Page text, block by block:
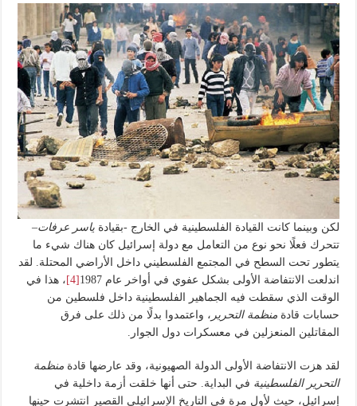
لكن وبينما كانت القيادة الفلسطينية في الخارج -بقيادةياسر عرفات–
تتحرك فعلًا نحو نوع من التعامل مع دولة إسرائيل كان هناك شيء ما
يتطور تحت السطح في المجتمع الفلسطيني داخل الأراضي المحتلة. لقد
اندلعت الانتفاضة الأولى بشكل عفوي في أواخر عام 1987
[4]
، هذا في
الوقت الذي سقطت فيه الجماهير الفلسطينية داخل فلسطين من
حسابات قادةمنظمة التحرير ، واعتمدوا بدلًا من ذلك على فرق
المقاتلين المنعزلين في معسكرات دول الجوار.
لقد هزت الانتفاضة الأولى الدولة الصهيونية، وقد عارضها قادةمنظمة
التحرير الفلسطينية في البداية. حتى أنها خلقت أزمة داخلية في
إسرائيل، حيث لأول مرة في التاريخ الإسرائيلي القصير انتشرت حينها